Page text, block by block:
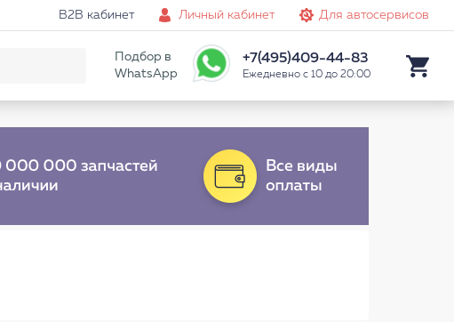
B2B кабинет Личный кабинет Для автосервисов
Подбор в
WhatsApp
+7(495)409-44-83
Ежедневно с 10 до 20:00